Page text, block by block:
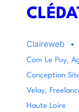
Claireweb
Com Le Puy,
Conception
Velay,
Haute Loire